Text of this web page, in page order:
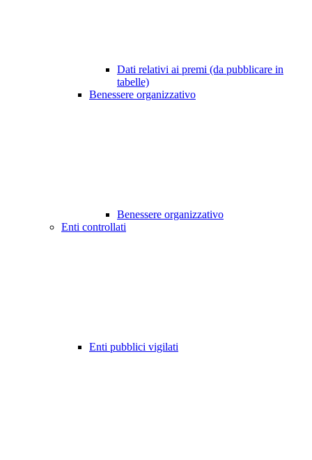
Dati relativi ai premi (da pubblicare in
tabelle)
Benessere organizzativo
Benessere organizzativo
Enti controllati
Enti pubblici vigilati